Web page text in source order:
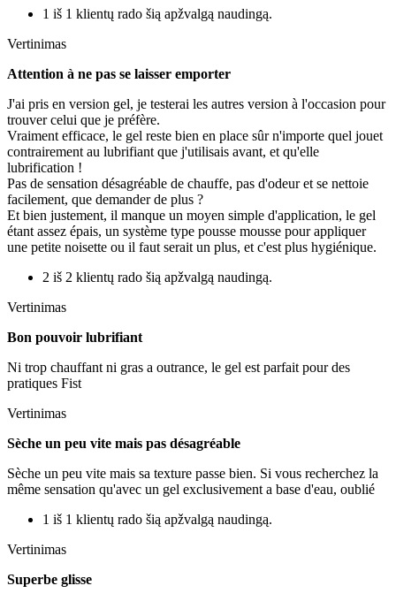
1 iš 1 klientų rado šią apžvalgą naudingą.
Vertinimas
Attention à ne pas se laisser emporter
J'ai pris en version gel, je testerai les autres version à l'occasion pour
trouver celui que je préfère.
Vraiment efficace, le gel reste bien en place sûr n'importe quel jouet
contrairement au lubrifiant que j'utilisais avant, et qu'elle
lubrification !
Pas de sensation désagréable de chauffe, pas d'odeur et se nettoie
facilement, que demander de plus ?
Et bien justement, il manque un moyen simple d'application, le gel
étant assez épais, un système type pousse mousse pour appliquer
une petite noisette ou il faut serait un plus, et c'est plus hygiénique.
2 iš 2 klientų rado šią apžvalgą naudingą.
Vertinimas
Bon pouvoir lubrifiant
Ni trop chauffant ni gras a outrance, le gel est parfait pour des
pratiques Fist
Vertinimas
Sèche un peu vite mais pas désagréable
Sèche un peu vite mais sa texture passe bien. Si vous recherchez la
même sensation qu'avec un gel exclusivement a base d'eau, oublié
1 iš 1 klientų rado šią apžvalgą naudingą.
Vertinimas
Superbe glisse